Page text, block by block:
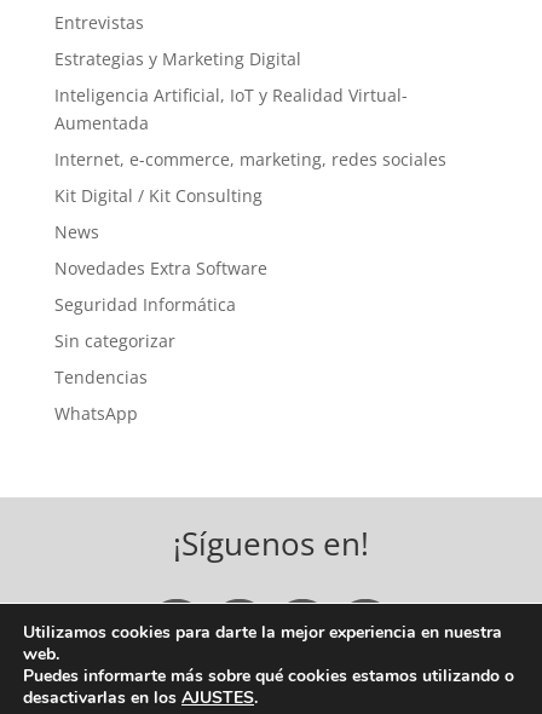
Entrevistas
Estrategias y Marketing Digital
Inteligencia Artificial, IoT y Realidad Virtual-
Aumentada
Internet, e-commerce, marketing, redes sociales
Kit Digital / Kit Consulting
News
Novedades Extra Software
Seguridad Informática
Sin categorizar
Tendencias
WhatsApp
¡Síguenos en!
COPYRIGHT © 2026 EXTRA SOFTWARE, S.A. |
Utilizamos cookies para darte la mejor experiencia en nuestra
web.
Puedes informarte más sobre qué cookies estamos utilizando o
desactivarlas en los AJUSTES.